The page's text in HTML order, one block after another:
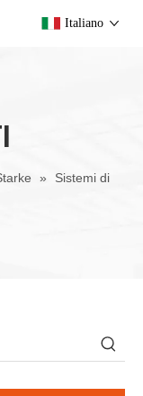
Italiano
»
Sistemi di